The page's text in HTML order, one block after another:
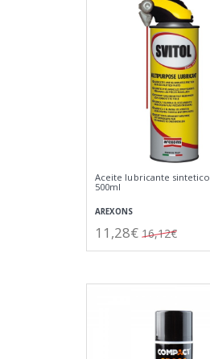
Aceite lubricante
500ml
AREXONS
11,28€ 16,12€